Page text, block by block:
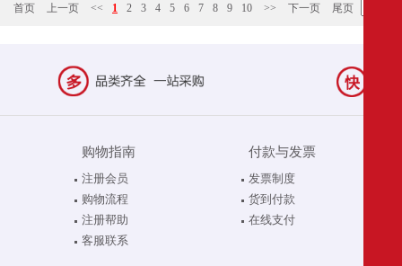
首页 上一页 << 1 2 3 4 5 6 7 8 9 10 >> 下一页 尾页
购物指南
注册会员
购物流程
注册帮助
客服联系
付款与发票
发票制度
货到付款
在线支付